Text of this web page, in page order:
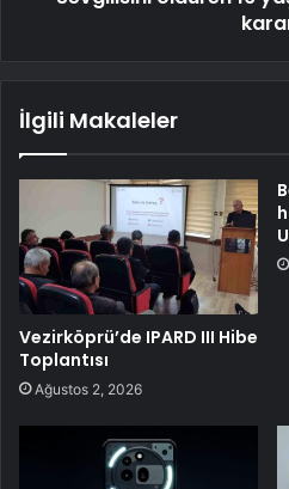
İlgili Makaleler
Vezirköprü’de IPARD III Hibe
Toplantısı
Ağustos 2, 2026